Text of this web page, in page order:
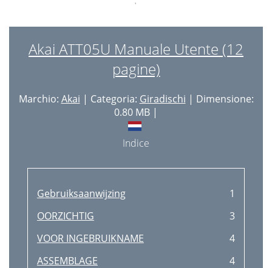
Akai ATT05U Manuale Utente (12
pagine)
Marchio: Akai | Categoria: Giradischi | Dimensione:
0.80 MB |
Indice
Gebruiksaanwijzing
1
OORZICHTIG
3
VOOR INGEBRUIKNAME
4
ASSEMBLAGE
4